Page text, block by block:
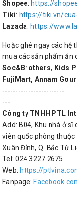
Shopee: https://
Tiki: https://tiki.vn/
Lazada: https://
Hoặc ghé ngay các hệ
mua các sản phẩm ăn
Soc&Brothers, Kids
FujiMart, Annam
------------------------
---
Công ty TNHH PTL
Add: B04, Khu nhà ở sĩ
viên quốc phòng thuộc
Xuân Đỉnh, Q. Bắc Từ
Tel: 024 3227 2675
Web: https://
Fanpage: